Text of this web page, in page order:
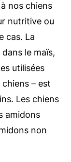
nos chiens
nutritive ou
cas. La
le maïs,
utilisées
– est
Les chiens
amidons
non